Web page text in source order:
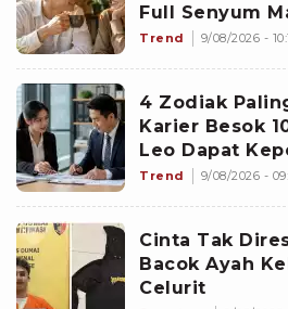
Full Senyum
Scorpio Awas
Trend 9/08/2026 -
4 Zodiak
Karier Besok
Leo Dapat
Makin
Trend 9/08/2026 -
Cinta Tak
Bacok Ayah
Celurit